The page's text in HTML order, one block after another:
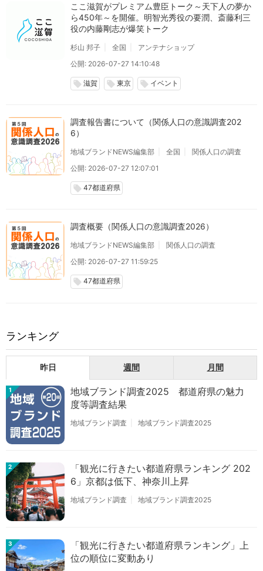
ここ滋賀がプレミアム豊臣トーク～天下人の夢か
ら450年～を開催。明智光秀役の要潤、斎藤利三
役の内藤剛志が爆笑トーク
杉山 邦子 全国
アンテナショップ
公開: 2026-07-27 14:10:48
local_offer 滋賀 local_offer 東京 local_offer イベント
調査報告書について（関係人口の意識調査202
6）
地域ブランドNEWS編集部 全国
関係人口の調査
公開: 2026-07-27 12:07:01
local_offer 47都道府県
調査概要（関係人口の意識調査2026）
地域ブランドNEWS編集部
関係人口の調査
公開: 2026-07-27 11:59:25
local_offer 47都道府県
ランキング
昨日 週間 月間
1
地域ブランド調査2025 都道府県の魅力
度等調査結果
地域ブランド調査 地域ブランド調査2025
2
「観光に行きたい都道府県ランキング 202
6」京都は低下、神奈川上昇
地域ブランド調査 地域ブランド調査2025
3
「観光に行きたい都道府県ランキング」上
位の順位に変動あり